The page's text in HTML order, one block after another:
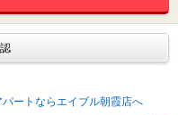
ートならエイブル朝霞店へ